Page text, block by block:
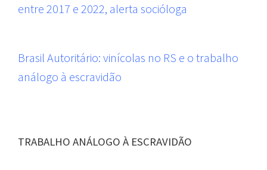
entre 2017 e 2022, alerta socióloga
Brasil Autoritário: vinícolas no RS e o trabalho
análogo à escravidão
TRABALHO ANÁLOGO À ESCRAVIDÃO